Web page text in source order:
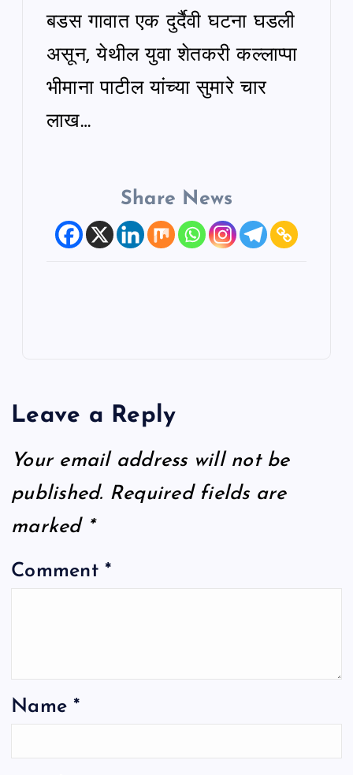
बडस गावात एक दुर्दैवी घटना घडली
असून, येथील युवा शेतकरी कल्लाप्पा
भीमाना पाटील यांच्या सुमारे चार
लाख…
Share News
Leave a Reply
Your email address will not be
published. Required fields are
marked *
Comment*
Name*